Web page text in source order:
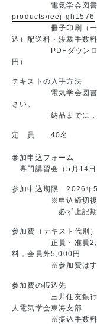
電気学会図書
products/ieej-gh1576
冊子印刷（一般価
込）配送料・決裁手数料
PDFダウンロード
円）
テキストの入手方法
電気学会図書販売
さい。
納品までに，入金
定 員 40名
参加申込フォーム
専門講習会（5月14
参加申込期限 2026年5
※申込締切後の参
必ず上記期限ま
参加費（テキスト代別）
正員・准員2,000
料，会員外5,000円
※参加費はすべて
参加費の振込先
三井住友銀行名
人電気学会東海支部
※振込手数料は参